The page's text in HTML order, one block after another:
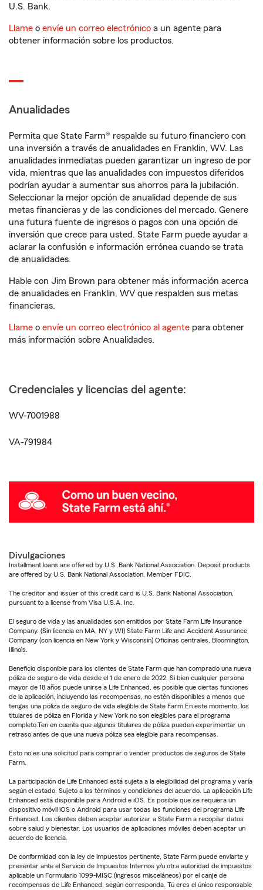
U.S. Bank.
Llame o envíe un correo electrónico a un agente para
obtener información sobre los productos.
Anualidades
Permita que State Farm® respalde su futuro financiero con
una inversión a través de anualidades en Franklin, WV. Las
anualidades inmediatas pueden garantizar un ingreso de por
vida, mientras que las anualidades con impuestos diferidos
podrían ayudar a aumentar sus ahorros para la jubilación.
Seleccionar la mejor opción de anualidad depende de sus
metas financieras y de las condiciones del mercado. Genere
una futura fuente de ingresos o pagos con una opción de
inversión que crece para usted. State Farm puede ayudar a
aclarar la confusión e información errónea cuando se trata
de anualidades.
Hable con Jim Brown para obtener más información acerca
de anualidades en Franklin, WV que respalden sus metas
financieras.
Llame o envíe un correo electrónico al agente para obtener
más información sobre Anualidades.
Credenciales y licencias del agente:
WV-7001988
VA-791984
Divulgaciones
Installment loans are offered by U.S. Bank National Association. Deposit products
are offered by U.S. Bank National Association. Member FDIC.
The creditor and issuer of this credit card is U.S. Bank National Association,
pursuant to a license from Visa U.S.A. Inc.
El seguro de vida y las anualidades son emitidos por State Farm Life Insurance
Company. (Sin licencia en MA, NY y WI) State Farm Life and Accident Assurance
Company (con licencia en New York y Wisconsin) Oficinas centrales, Bloomington,
Illinois.
Beneficio disponible para los clientes de State Farm que han comprado una nueva
póliza de seguro de vida desde el 1 de enero de 2022. Si bien cualquier persona
mayor de 18 años puede unirse a Life Enhanced, es posible que ciertas funciones
de la aplicación, incluyendo las recompensas, no estén disponibles a menos que
tengas una póliza de seguro de vida elegible de State Farm.En este momento, los
titulares de póliza en Florida y New York no son elegibles para el programa
completo.Ten en cuenta que algunos titulares de póliza pueden experimentar un
retraso antes de que una nueva póliza sea elegible para recompensas.
Esto no es una solicitud para comprar o vender productos de seguros de State
Farm.
La participación de Life Enhanced está sujeta a la elegibilidad del programa y varía
según el estado. Sujeto a los términos y condiciones del acuerdo. La aplicación Life
Enhanced está disponible para Android e iOS. Es posible que se requiera un
dispositivo móvil iOS o Android para usar todas las funciones del programa Life
Enhanced. Los clientes deben aceptar autorizar a State Farm a recopilar datos
sobre salud y bienestar. Los usuarios de aplicaciones móviles deben aceptar un
acuerdo de licencia.
De conformidad con la ley de impuestos pertinente, State Farm puede enviarte y
presentar ante el Servicio de Impuestos Internos y/u otra autoridad de impuestos
aplicable un Formulario 1099-MISC (ingresos misceláneos) por el canje de
recompensas de Life Enhanced, según corresponda. Tú eres el único responsable